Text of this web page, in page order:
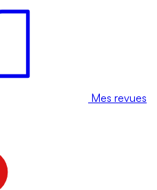
Mes revues